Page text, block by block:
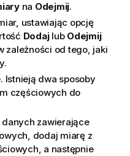
na Odejmij.
ustawiając opcję
Dodajlub Odejmij
zależności od tego, jaki
Istnieją dwa sposoby
częściowych do
zawierające
dodaj miarę z
a następnie